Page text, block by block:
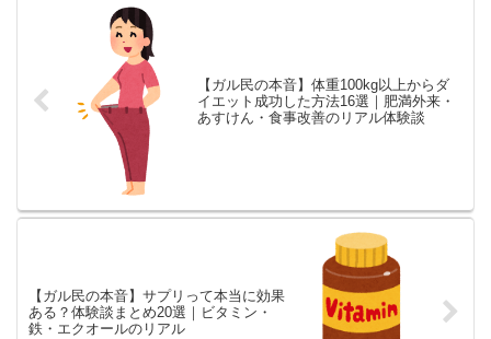
【ガル民の本音】体重100kg以上からダ
イエット成功した方法16選｜肥満外来・
あすけん・食事改善のリアル体験談
【ガル民の本音】サプリって本当に効果
ある？体験談まとめ20選｜ビタミン・
鉄・エクオールのリアル